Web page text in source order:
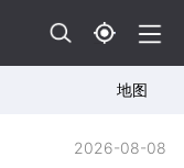
地图
2026-08-08